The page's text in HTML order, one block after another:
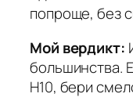
попроще, без
Мой вердикт:
большинства.
H10, бери